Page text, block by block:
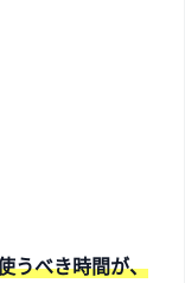
うべき時間が、